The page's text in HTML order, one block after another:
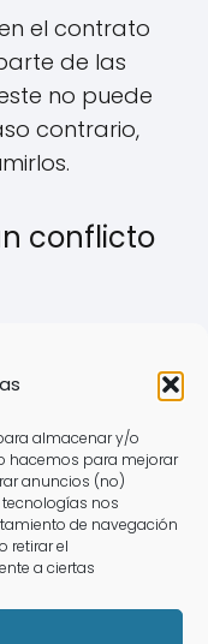
almacenar y/o
hacemos para mejorar
anuncios (no)
nos
de navegación
retirar el
a ciertas
el contrato
de las
no puede
contrario,
conflicto
de
están
llegar a
el
acudir a